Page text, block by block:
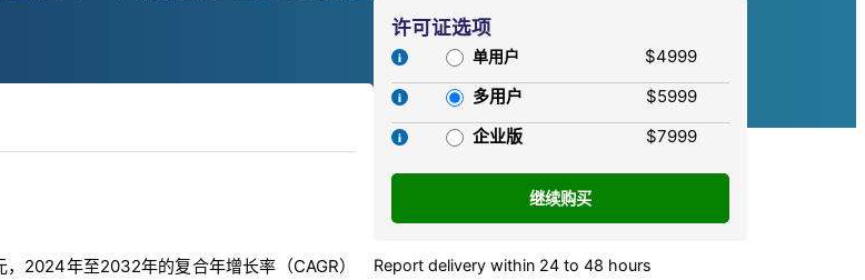
2024年至2032年的复合年增长率（CAGR）
许可证选项
单用户
$4999
多用户
$5999
企业版
$7999
Report delivery within 24 to 48 hours